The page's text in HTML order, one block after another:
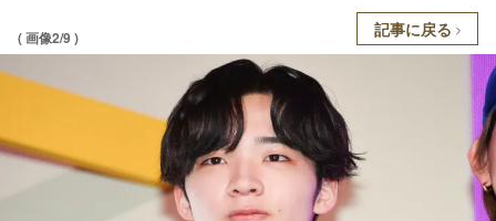
( 画像2/9 ) 記事に戻る